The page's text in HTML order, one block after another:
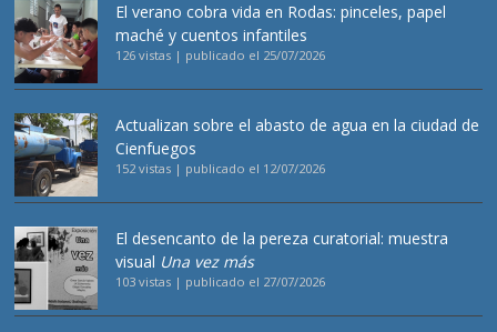
El verano cobra vida en Rodas: pinceles, papel
maché y cuentos infantiles
126 vistas | publicado el 25/07/2026
Actualizan sobre el abasto de agua en la ciudad de
Cienfuegos
152 vistas | publicado el 12/07/2026
El desencanto de la pereza curatorial: muestra
visual Una vez más
103 vistas | publicado el 27/07/2026